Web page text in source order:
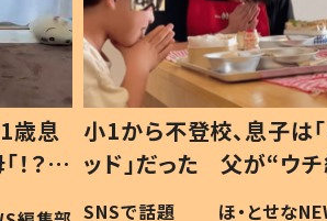
歳息
？」
小1から不登校、息子は
ッド」だった 父が“ウ
作り続ける理由とは #
SNSで話題 ほ・とせな